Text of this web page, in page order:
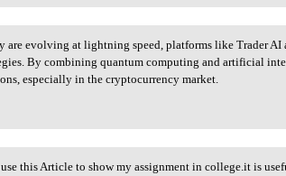
are evolving at lightning speed, platforms like Trader AI
By combining quantum computing and artificial
especially in the cryptocurrency market.
this Article to show my assignment in college.it is